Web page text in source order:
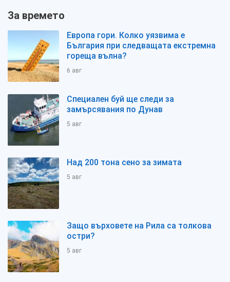
За времето
Европа гори. Колко уязвима е
България при следващата екстремна
гореща вълна?
6 авг
Специален буй ще следи за
замърсявания по Дунав
5 авг
Над 200 тона сено за зимата
5 авг
Защо върховете на Рила са толкова
остри?
5 авг